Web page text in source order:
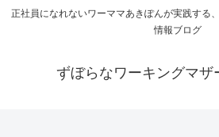
正社員になれないワーママあきぽんが実践する
情報ブログ
ずぼらなワーキングマザ